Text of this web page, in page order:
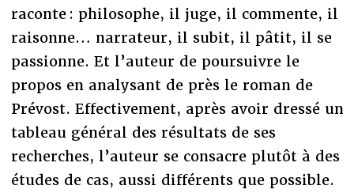
raconte : philosophe, il juge, il commente, il
raisonne… narrateur, il subit, il pâtit, il se
passionne. Et l’auteur de poursuivre le
propos en analysant de près le roman de
Prévost. Effectivement, après avoir dressé un
tableau général des résultats de ses
recherches, l’auteur se consacre plutôt à des
études de cas, aussi différents que possible.